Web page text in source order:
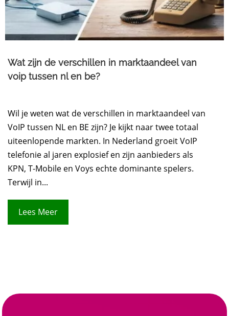
Wat zijn de verschillen in marktaandeel van
voip tussen nl en be?
Wil je weten wat de verschillen in marktaandeel van
VoIP tussen NL en BE zijn? Je kijkt naar twee totaal
uiteenlopende markten. In Nederland groeit VoIP
telefonie al jaren explosief en zijn aanbieders als
KPN, T-Mobile en Voys echte dominante spelers.
Terwijl in...
Lees Meer